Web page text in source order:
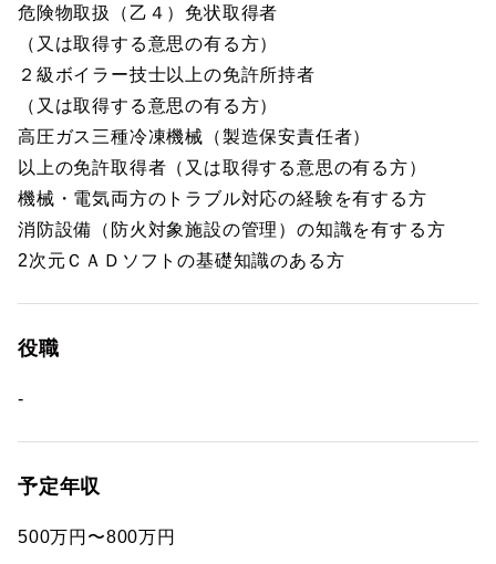
危険物取扱（乙４）免状取得者
（又は取得する意思の有る方）
２級ボイラー技士以上の免許所持者
（又は取得する意思の有る方）
高圧ガス三種冷凍機械（製造保安責任者）
以上の免許取得者（又は取得する意思の有る方）
機械・電気両方のトラブル対応の経験を有する方
消防設備（防火対象施設の管理）の知識を有する方
2次元ＣＡＤソフトの基礎知識のある方
役職
-
予定年収
500万円〜800万円